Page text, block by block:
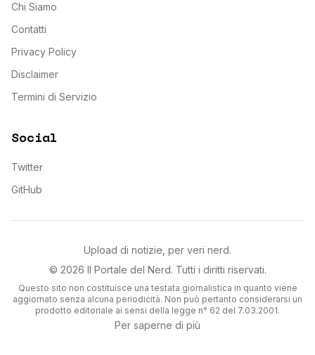
Chi Siamo
Contatti
Privacy Policy
Disclaimer
Termini di Servizio
Social
Twitter
GitHub
Upload di notizie, per veri nerd.
© 2026 Il Portale del Nerd. Tutti i diritti riservati.
Questo sito non costituisce una testata giornalistica in quanto viene
aggiornato senza alcuna periodicità. Non può pertanto considerarsi un
prodotto editoriale ai sensi della legge n° 62 del 7.03.2001.
Per saperne di più